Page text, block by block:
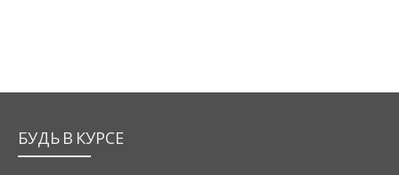
БУДЬ В КУРСЕ